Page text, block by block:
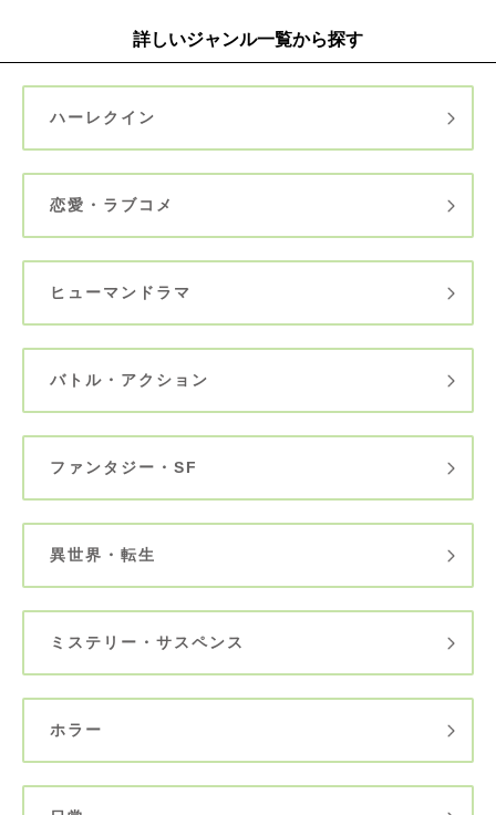
詳しいジャンル一覧から探す
ハーレクイン
恋愛・ラブコメ
ヒューマンドラマ
バトル・アクション
ファンタジー・SF
異世界・転生
ミステリー・サスペンス
ホラー